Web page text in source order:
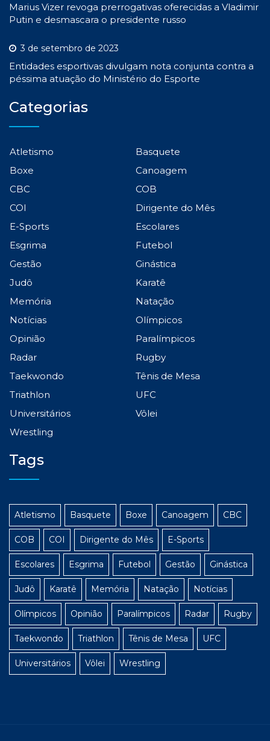
Marius Vizer revoga prerrogativas oferecidas a Vladimir
Putin e desmascara o presidente russo
3 de setembro de 2023
Entidades esportivas divulgam nota conjunta contra a
péssima atuação do Ministério do Esporte
Categorias
Atletismo
Basquete
Boxe
Canoagem
CBC
COB
COI
Dirigente do Mês
E-Sports
Escolares
Esgrima
Futebol
Gestão
Ginástica
Judô
Karatê
Memória
Natação
Notícias
Olímpicos
Opinião
Paralímpicos
Radar
Rugby
Taekwondo
Tênis de Mesa
Triathlon
UFC
Universitários
Vôlei
Wrestling
Tags
Atletismo Basquete Boxe Canoagem CBC
COB COI Dirigente do Mês E-Sports
Escolares Esgrima Futebol Gestão Ginástica
Judô Karatê Memória Natação Notícias
Olímpicos Opinião Paralímpicos Radar Rugby
Taekwondo Triathlon Tênis de Mesa UFC
Universitários Vôlei Wrestling